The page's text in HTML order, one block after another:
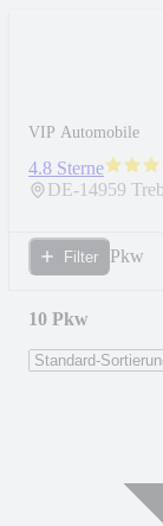
VIP Automobile
4.8 Sterne
DE-14959
Filter Pkw
10 Pkw